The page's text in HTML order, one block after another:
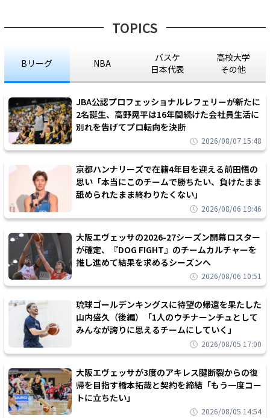
TOPICS
Bリーグ NBA
バスケ
日本代表
高校大学
その他
JBA公認プロフェッショナルレフェリーが新たに
2名誕生、高野晃平は16年間続けた会社員生活に
別れを告げてプロ転向を決断
2026/08/07 15:48
京都ハンナリーズで在籍4年目を迎える前田悟の
思い「本当にこのチームで勝ちたい、負けたまま
舐められたまま終わりたくない」
2026/08/06 19:46
大阪エヴェッサの2026-27シーズン開幕ロスター
が確定、『DOG FIGHT』のチームカルチャーを
推し進めて結果を求めるシーズンへ
2026/08/06 10:51
琉球ゴールデンキングスに待望の帰還を果たした
山内盛久（後編）「1人のウチナーンチュとして
みんなが誇りに思えるチームにしていく」
2026/08/05 17:00
大阪エヴェッサが3度のアキレス腱断裂からの復
帰を目指す橋本拓哉と契約を締結「もう一度コー
トに立ちたい」
2026/08/05 14:54